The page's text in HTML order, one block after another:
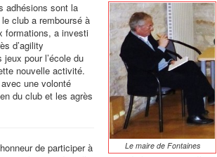
Le maire de Fontaines
adhésions sont la
club a remboursé à
formations, a investi
d’agility
pour l’école du
nouvelle activité.
une volonté
du club et les agrès
de participer à